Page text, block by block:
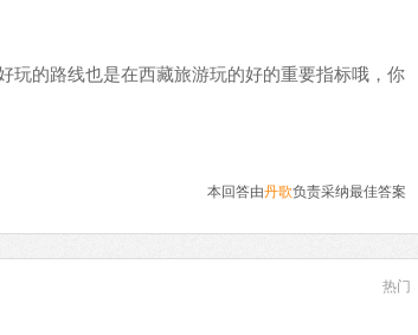
的路线也是在西藏旅游玩的好的重要指标哦，你
本回答由丹歌负责采纳最佳答案
热门